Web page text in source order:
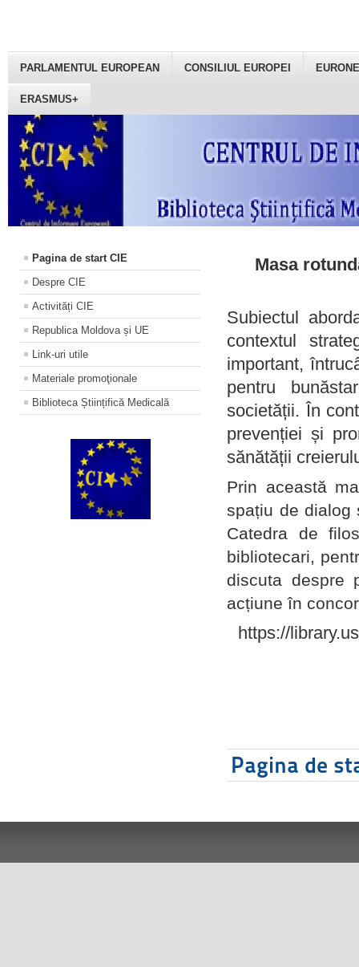
PARLAMENTUL EUROPEAN CONSILIUL EUROPEI
ERASMUS+
Pagina de start CIE
Despre CIE
Activități CIE
Republica Moldova și UE
Link-uri utile
Materiale promoţionale
Biblioteca Științifică Medicală
Masa
Subiectul
contextul
important,
pentru
societății. În
prevenției și
sănătății
Prin această
spațiu de dialog
Catedra de
bibliotecari,
discuta despre
acțiune în
https://
Pagina de